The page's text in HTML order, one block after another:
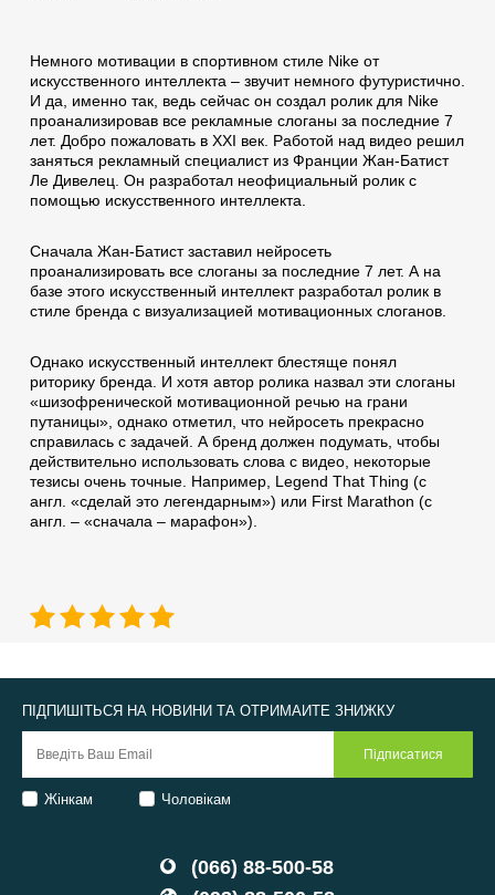
Немного мотивации в спортивном стиле Nike от
искусственного интеллекта – звучит немного футуристично.
И да, именно так, ведь сейчас он создал ролик для Nike
проанализировав все рекламные слоганы за последние 7
лет. Добро пожаловать в XXI век. Работой над видео решил
заняться рекламный специалист из Франции Жан-Батист
Ле Дивелец. Он разработал неофициальный ролик с
помощью искусственного интеллекта.
Сначала Жан-Батист заставил нейросеть
проанализировать все слоганы за последние 7 лет. А на
базе этого искусственный интеллект разработал ролик в
стиле бренда с визуализацией мотивационных слоганов.
Однако искусственный интеллект блестяще понял
риторику бренда. И хотя автор ролика назвал эти слоганы
«шизофренической мотивационной речью на грани
путаницы», однако отметил, что нейросеть прекрасно
справилась с задачей. А бренд должен подумать, чтобы
действительно использовать слова с видео, некоторые
тезисы очень точные. Например, Legend That Thing (с
англ. «сделай это легендарным») или First Marathon (с
англ. – «сначала – марафон»).
(066) 88-500-58
ПІДПИШІТЬСЯ НА НОВИНИ ТА ОТРИМАЙТЕ ЗНИЖКУ
Жінкам Чоловікам